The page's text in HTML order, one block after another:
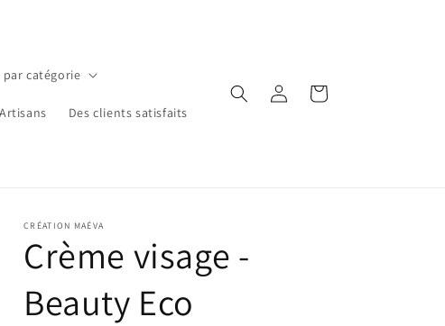
par catégorie
Des clients satisfaits
Log
in
Cart
CRÉATION MAÉVA
Crème visage -
Beauty Eco